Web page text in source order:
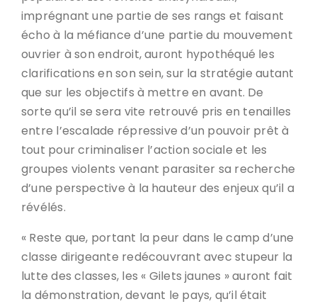
imprégnant une partie de ses rangs et faisant
écho à la méfiance d’une partie du mouvement
ouvrier à son endroit, auront hypothéqué les
clarifications en son sein, sur la stratégie autant
que sur les objectifs à mettre en avant. De
sorte qu’il se sera vite retrouvé pris en tenailles
entre l’escalade répressive d’un pouvoir prêt à
tout pour criminaliser l’action sociale et les
groupes violents venant parasiter sa recherche
d’une perspective à la hauteur des enjeux qu’il a
révélés.
« Reste que, portant la peur dans le camp d’une
classe dirigeante redécouvrant avec stupeur la
lutte des classes, les « Gilets jaunes » auront fait
la démonstration, devant le pays, qu’il était